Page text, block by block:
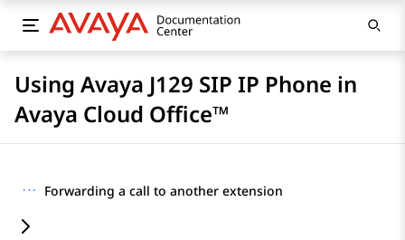
Using Avaya J129 SIP IP Phone in
Avaya Cloud Office™
··· Forwarding a call to another extension